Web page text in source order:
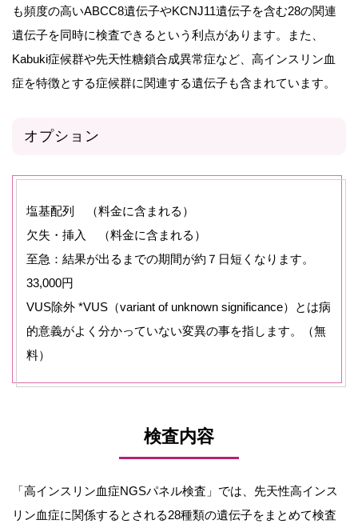
も頻度の高いABCC8遺伝子やKCNJ11遺伝子を含む28の関連
遺伝子を同時に検査できるという利点があります。また、
Kabuki症候群や先天性糖鎖合成異常症など、高インスリン血
症を特徴とする症候群に関連する遺伝子も含まれています。
オプション
塩基配列 （料金に含まれる）
欠失・挿入 （料金に含まれる）
至急：結果が出るまでの期間が約７日短くなります。
33,000円
VUS除外 *VUS（variant of unknown significance）とは病
的意義がよく分かっていない変異の事を指します。（無
料）
検査内容
「高インスリン血症NGSパネル検査」では、先天性高インス
リン血症に関係するとされる28種類の遺伝子をまとめて検査